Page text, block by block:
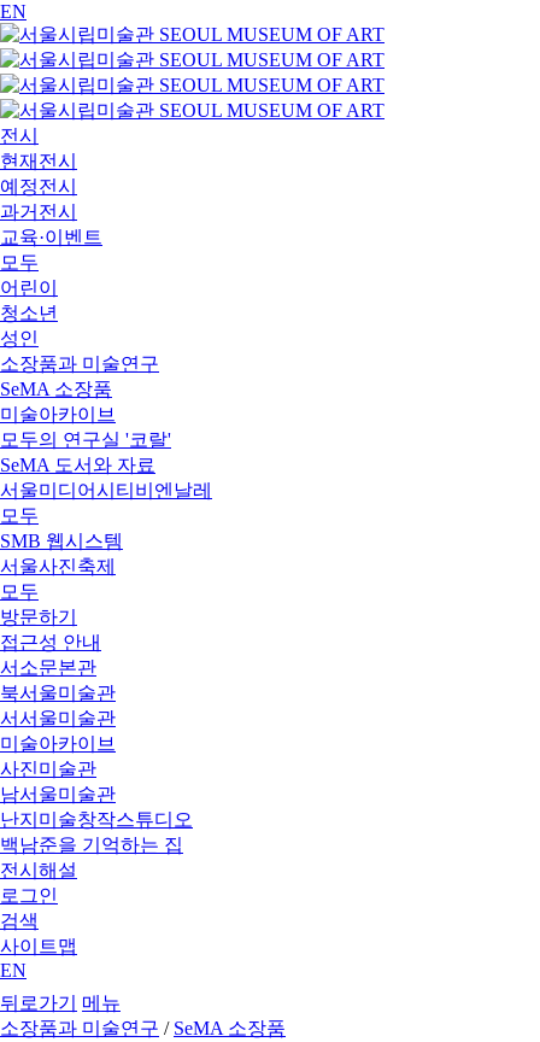
EN
전시
현재전시
예정전시
과거전시
교육·이벤트
모두
어린이
청소년
성인
소장품과 미술연구
SeMA 소장품
미술아카이브
모두의 연구실 '코랄'
SeMA 도서와 자료
서울미디어시티비엔날레
모두
SMB 웹시스템
서울사진축제
모두
방문하기
접근성 안내
서소문본관
북서울미술관
서서울미술관
미술아카이브
사진미술관
남서울미술관
난지미술창작스튜디오
백남준을 기억하는 집
전시해설
로그인
검색
사이트맵
EN
뒤로가기
메뉴
소장품과 미술연구 / SeMA 소장품